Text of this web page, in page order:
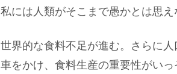
には人類がそこまで愚かとは思え
界的な食料不足が進む。さらに
をかけ、食料生産の重要性がいっ